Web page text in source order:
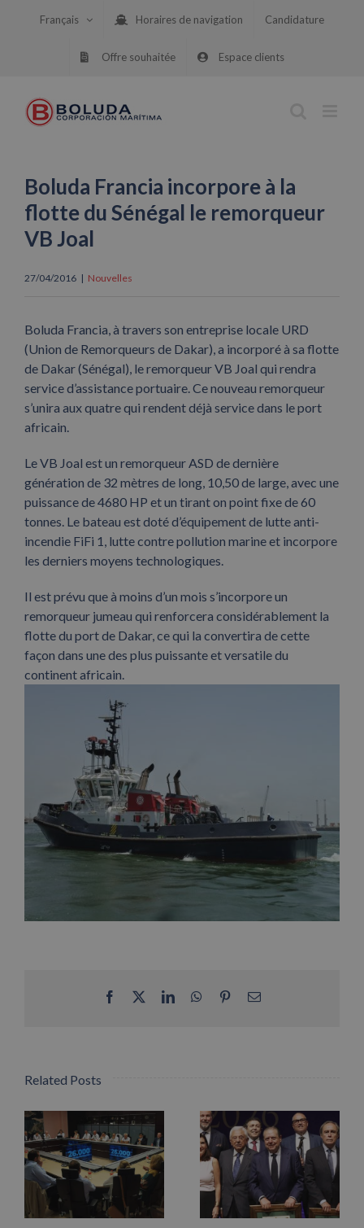
Français Horaires de navigation Candidature
Offre souhaitée Espace clients
Boluda Francia incorpore à la
flotte du Sénégal le remorqueur
VB Joal
27/04/2016 | Nouvelles
Boluda Francia, à travers son entreprise locale URD
(Union de Remorqueurs de Dakar), a incorporé à sa flotte
de Dakar (Sénégal), le remorqueur VB Joal qui rendra
service d’assistance portuaire. Ce nouveau remorqueur
s’unira aux quatre qui rendent déjà service dans le port
africain.
Le VB Joal est un remorqueur ASD de dernière
génération de 32 mètres de long, 10,50 de large, avec une
puissance de 4680 HP et un tirant on point fixe de 60
tonnes. Le bateau est doté d’équipement de lutte anti-
incendie FiFi 1, lutte contre pollution marine et incorpore
les derniers moyens technologiques.
Il est prévu que à moins d’un mois s’incorpore un
remorqueur jumeau qui renforcera considérablement la
flotte du port de Dakar, ce qui la convertira de cette
façon dans une des plus puissante et versatile du
continent africain.
Facebook LinkedInWhatsApp
PinterestEmail
Related Posts